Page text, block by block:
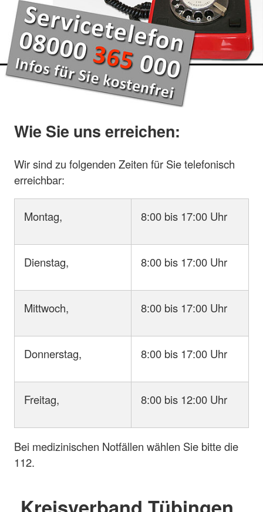
Wie Sie uns erreichen:
Wir sind zu folgenden Zeiten für Sie telefonisch
erreichbar:
Montag, 8:00 bis 17:00 Uhr
Dienstag, 8:00 bis 17:00 Uhr
Mittwoch, 8:00 bis 17:00 Uhr
Donnerstag, 8:00 bis 17:00 Uhr
Freitag, 8:00 bis 12:00 Uhr
Bei medizinischen Notfällen wählen Sie bitte die
112.